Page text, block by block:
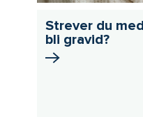
Strever du
bli gravid?